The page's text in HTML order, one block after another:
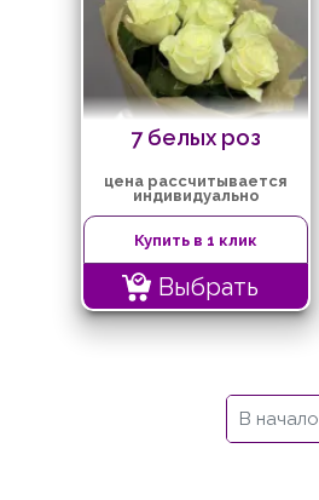
7 белых роз
цена рассчитывается
индивидуально
Купить в 1 клик
Выбрать
В начало